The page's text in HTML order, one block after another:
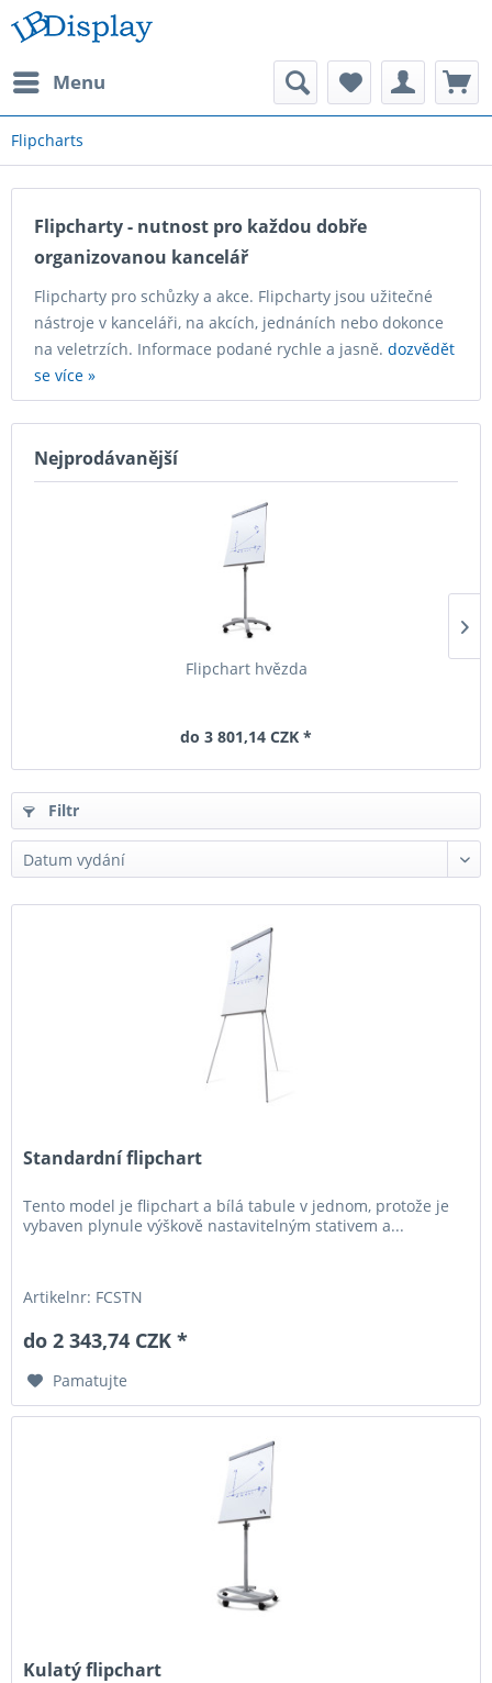
Menu
Flipcharts
Flipcharty - nutnost pro každou dobře
organizovanou kancelář
Flipcharty pro schůzky a akce. Flipcharty jsou užitečné
nástroje v kanceláři, na akcích, jednáních nebo dokonce
na veletrzích. Informace podané rychle a jasně. dozvědět
se více »
Nejprodávanější
Flipchart hvězda
do 3 801,14 CZK *
Filtr
Standardní flipchart
Tento model je flipchart a bílá tabule v jednom, protože je
vybaven plynule výškově nastavitelným stativem a...
Artikelnr: FCSTN
do 2 343,74 CZK *
Pamatujte
Kulatý flipchart